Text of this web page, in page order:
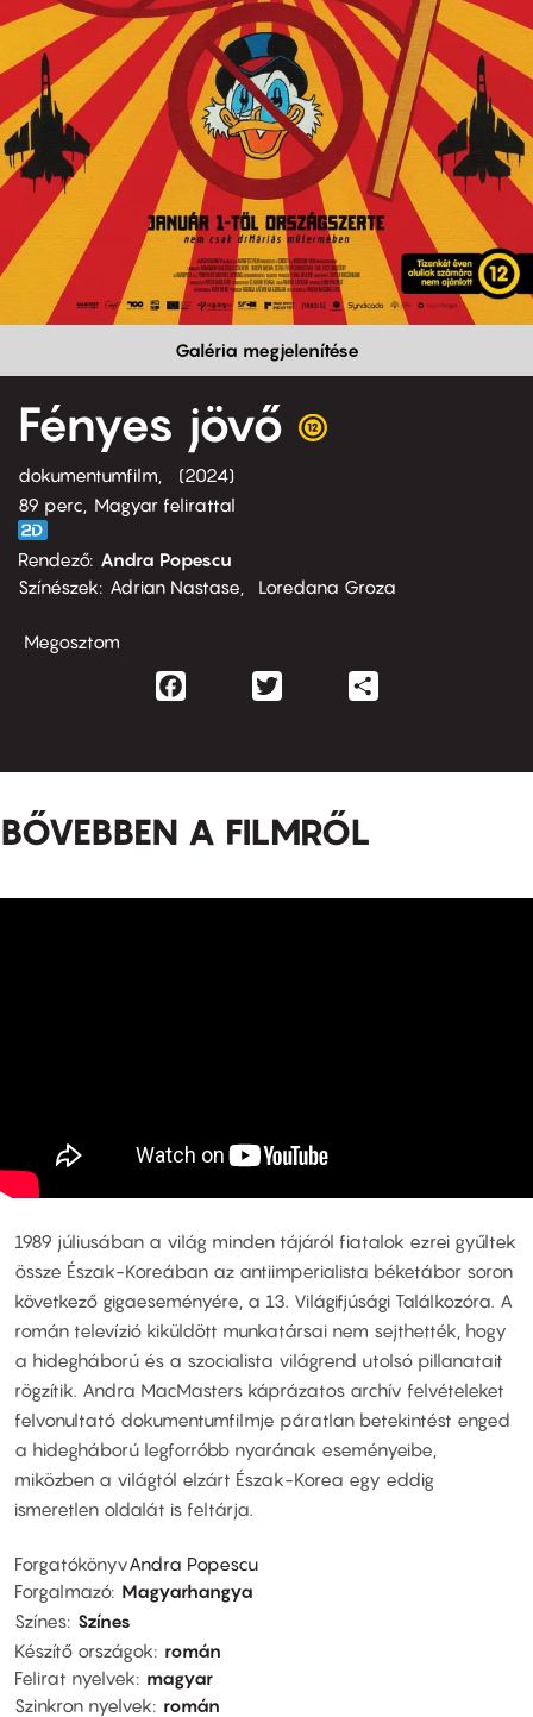
Galéria megjelenítése
Fényes jövő
dokumentumfilm
2024
89 perc,
Magyar felirattal
Rendező Andra Popescu
Színészek
Adrian Nastase Loredana Groza
Megosztom
Facebook
BŐVEBBEN A FILMRŐL
1989 júliusában a világ minden tájáról fiatalok ezrei gyűltek
össze Észak-Koreában az antiimperialista béketábor soron
következő gigaeseményére, a 13. Világifjúsági Találkozóra. A
román televízió kiküldött munkatársai nem sejthették, hogy
a hidegháború és a szocialista világrend utolsó pillanatait
rögzítik. Andra MacMasters káprázatos archív felvételeket
felvonultató dokumentumfilmje páratlan betekintést enged
a hidegháború legforróbb nyarának eseményeibe,
miközben a világtól elzárt Észak-Korea egy eddig
ismeretlen oldalát is feltárja.
ForgatókönyvAndra Popescu
Forgalmazó Magyarhangya
Színes Színes
Készítő országok
román
Felirat nyelvek
magyar
Szinkron nyelvek
román